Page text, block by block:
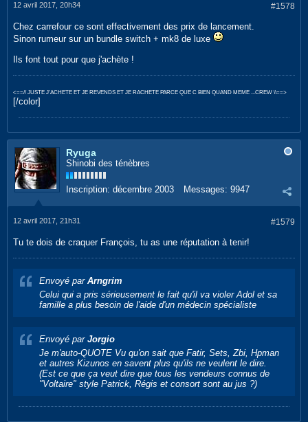
#1578
12 avril 2017, 20h34
Chez carrefour ce sont effectivement des prix de lancement.
Sinon rumeur sur un bundle switch + mk8 de luxe
Ils font tout pour que j'achète !
<==// JUSTE J'ACHETE ET JE REVENDS ET JE RACHETE PARCE QUE C BIEN QUAND MEME ...CREW \\==>
[/color]
Ryuga
Shinobi des ténèbres
Inscription: décembre 2003 Messages: 9947
#1579
12 avril 2017, 21h31
Tu te dois de craquer François, tu as une réputation à tenir!
Envoyé par Arngrim
Celui qui a pris sérieusement le fait qu'il va violer Adol et sa
famille a plus besoin de l'aide d'un médecin spécialiste
Envoyé par Jorgio
Je m'auto-QUOTE Vu qu'on sait que Fatir, Sets, Zbi, Hpman
et autres Kizunos en savent plus qu'ils ne veulent le dire.
(Est ce que ça veut dire que tous les vendeurs connus de
"Voltaire" style Patrick, Régis et consort sont au jus ?)